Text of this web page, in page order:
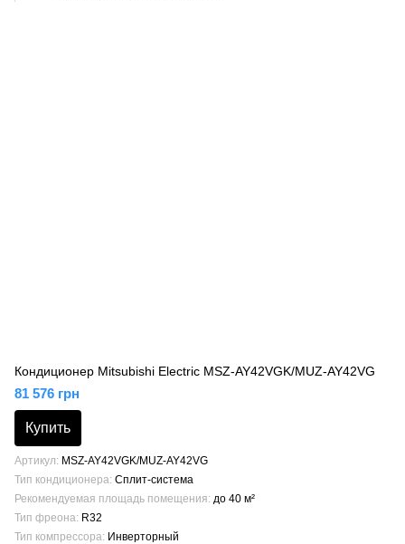
Кондиционер Mitsubishi Electric MSZ-AY42VGK/MUZ-AY42VG
81 576 грн
Купить
Артикул
MSZ-AY42VGK/MUZ-AY42VG
Тип кондиционера Сплит-система
Рекомендуемая площадь помещения до 40 м²
Тип фреона R32
Тип компрессора Инверторный